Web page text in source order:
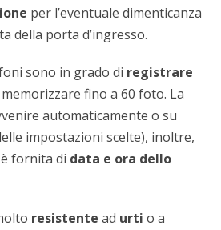
per l’eventuale dimenticanza
della porta d’ingresso.
sono in grado di registrare
fino a 60 foto. La
automaticamente o su
impostazioni scelte), inoltre,
fornita di data e ora dello
resistente ad urti o a